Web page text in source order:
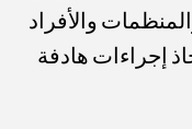
والأفراد
إجراءات هادفة